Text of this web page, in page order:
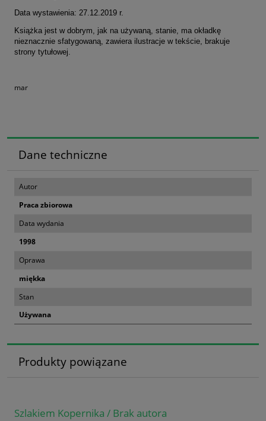
Data wystawienia: 27.12.2019 r.
Książka jest w dobrym, jak na używaną, stanie, ma okładkę
nieznacznie sfatygowaną, zawiera ilustracje w tekście, brakuje
strony tytułowej.
mar
Dane techniczne
Autor
Praca zbiorowa
Data wydania
1998
Oprawa
miękka
Stan
Używana
Produkty powiązane
Szlakiem Kopernika / Brak autora